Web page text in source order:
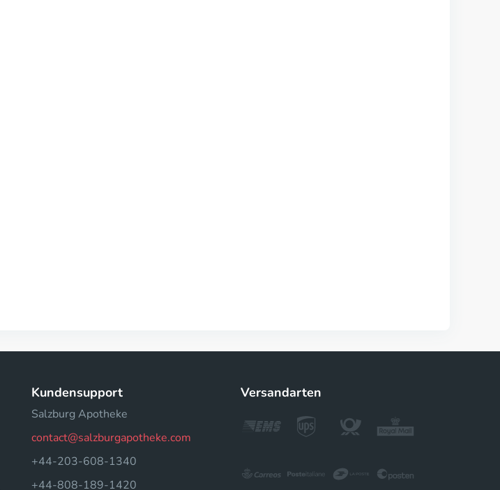
Kundensupport
Salzburg Apotheke
contact@salzburgapotheke.com
+44-203-608-1340
+44-808-189-1420
Versandarten